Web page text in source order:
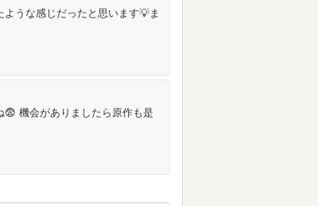
うな感じだったと思います💡ま
機会がありましたら原作も是